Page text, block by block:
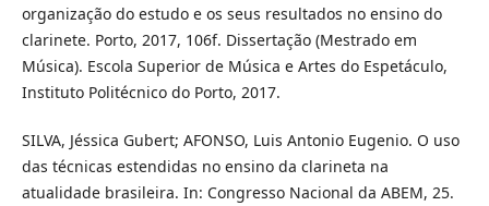
organização do estudo e os seus resultados no ensino do
clarinete. Porto, 2017, 106f. Dissertação (Mestrado em
Música). Escola Superior de Música e Artes do Espetáculo,
Instituto Politécnico do Porto, 2017.
SILVA, Jéssica Gubert; AFONSO, Luis Antonio Eugenio. O uso
das técnicas estendidas no ensino da clarineta na
atualidade brasileira. In: Congresso Nacional da ABEM, 25.